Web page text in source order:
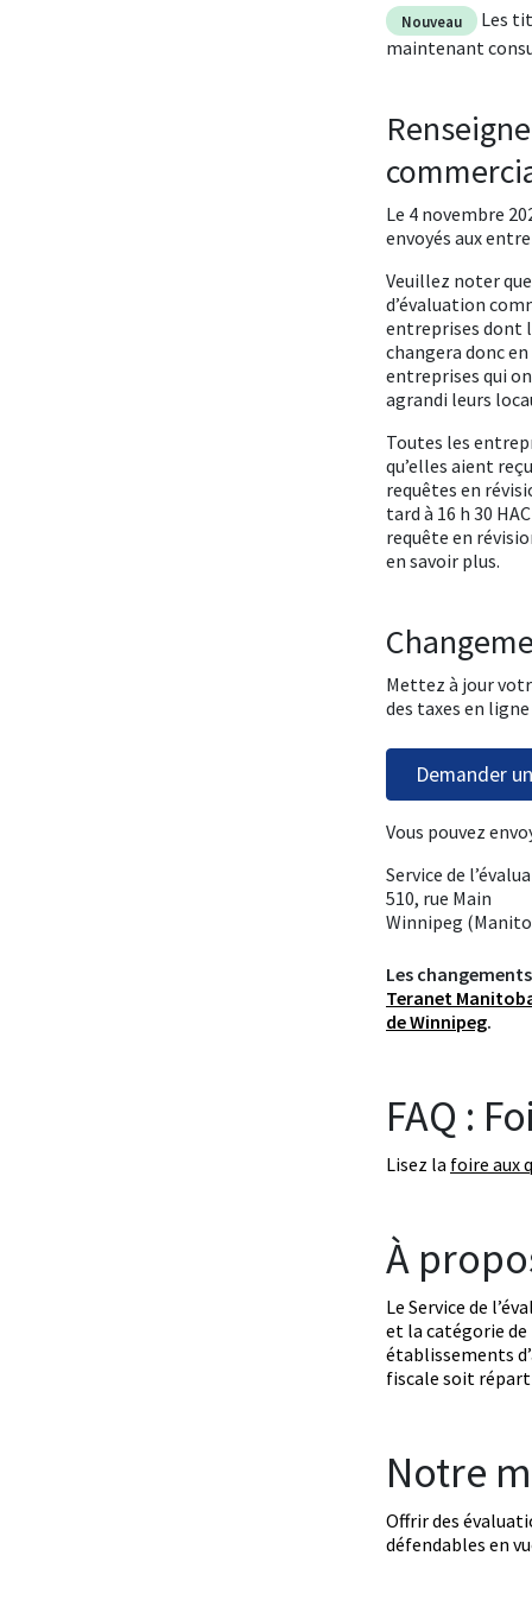
Nouveau
Les
maintenant
Le 4 novembre
envoyés aux
Veuillez noter
d’évaluation
entreprises dont
changera donc
entreprises qui
agrandi leurs
Toutes les
qu’elles aient
requêtes en
tard à 16 h 30
requête en
en savoir plus.
Mettez à jour
des taxes en ligne
Demander
Vous pouvez
Service de
510, rue Main
Winnipeg
Les
Teranet
de Winnipeg.
FAQ :
Lisez la foire aux
À
Le Service de
et la catégorie de
établissements
fiscale soit
Notre
Offrir des
défendables en